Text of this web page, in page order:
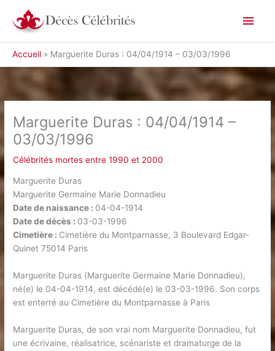
contenu
Accueil Marguerite Duras : 04/04/1914 – 03/03/1996
Marguerite Duras : 04/04/1914 –
03/03/1996
Célébrités mortes entre 1990 et 2000
Marguerite Duras
Marguerite Germaine Marie Donnadieu
Date de naissance : 04-04-1914
Date de décès : 03-03-1996
Cimetière : Cimetière du Montparnasse, 3 Boulevard Edgar-
Quinet 75014 Paris
Marguerite Duras (Marguerite Germaine Marie Donnadieu),
né(e) le 04-04-1914, est décédé(e) le 03-03-1996. Son corps
est enterré au Cimetière du Montparnasse à Paris
Marguerite Duras, de son vrai nom Marguerite Donnadieu, fut
une écrivaine, réalisatrice, scénariste et dramaturge de la